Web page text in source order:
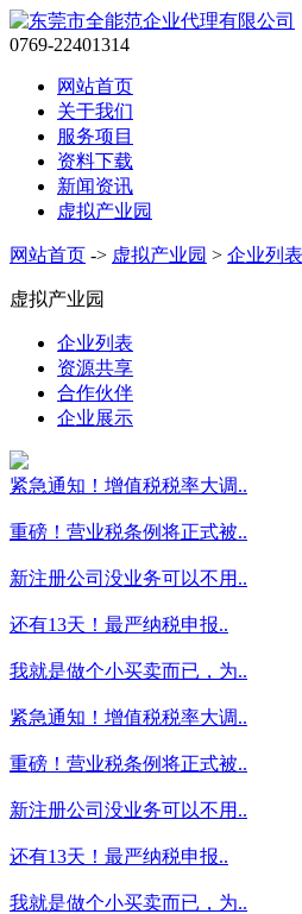
0769-22401314
网站首页
关于我们
服务项目
资料下载
新闻资讯
虚拟产业园
网站首页 -> 虚拟产业园 > 企业列表
虚拟产业园
企业列表
资源共享
合作伙伴
企业展示
紧急通知！增值税税率大调..
重磅！营业税条例将正式被..
新注册公司没业务可以不用..
还有13天！最严纳税申报..
我就是做个小买卖而已，为..
紧急通知！增值税税率大调..
重磅！营业税条例将正式被..
新注册公司没业务可以不用..
还有13天！最严纳税申报..
我就是做个小买卖而已，为..